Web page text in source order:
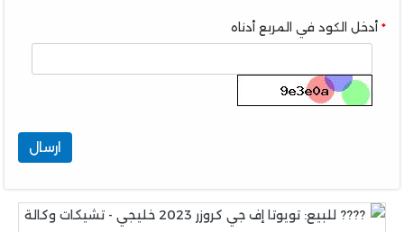
أدخل الكود في المربع أدناه
ارسال